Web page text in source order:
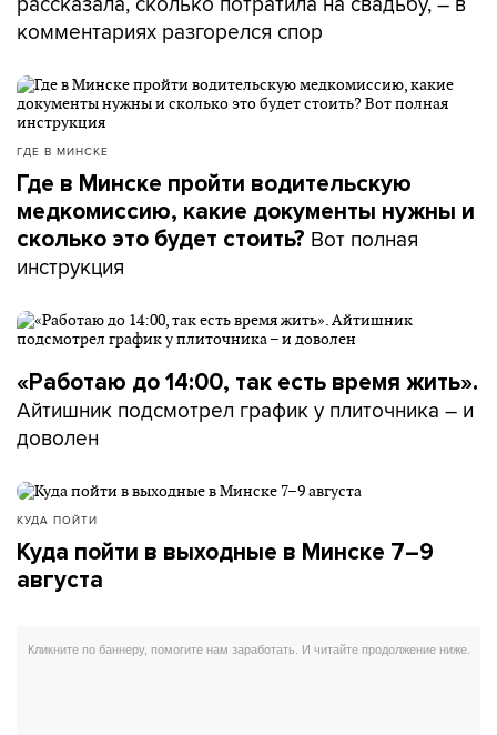
комментариях разгорелся спор
ГДЕ В МИНСКЕ
Где в Минске пройти водительскую
медкомиссию, какие документы нужны и
сколько это будет стоить? Вот полная
инструкция
«Работаю до 14:00, так есть время жить».
Айтишник подсмотрел график у плиточника – и
доволен
КУДА ПОЙТИ
Куда пойти в выходные в Минске 7–9
августа